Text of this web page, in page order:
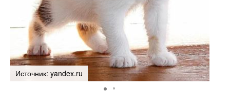
Источник: yandex.ru